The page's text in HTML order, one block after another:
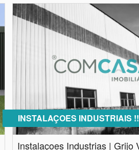
INSTALAÇOES INDUSTRIAIS !!